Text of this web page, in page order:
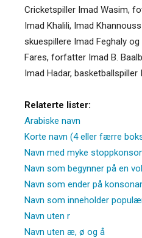
Cricketspiller Imad Wasim,
Imad Khalili, Imad
skuespillere Imad Feghaly
Fares, forfatter Imad B.
Imad Hadar, basketballspiller
Relaterte lister:
Arabiske navn
Korte navn (4 eller færre
Navn med myke
Navn som begynner på en
Navn som ender på
Navn som inneholder
Navn uten r
Navn uten æ, ø og å